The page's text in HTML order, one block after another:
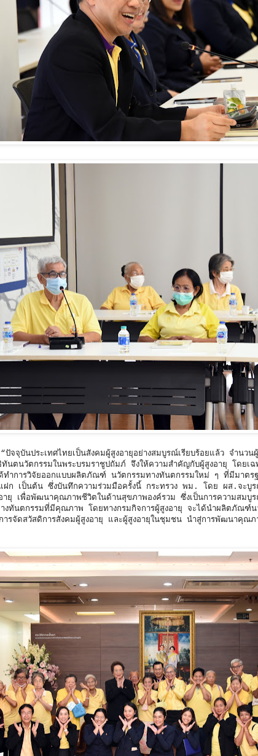
ปัจจุบันประเทศไทยเป็นสังคมผู้สูงอายุอย่างสมบูรณ์เรียบร้อยแล้ว จำนว
นตนวัตกรรมในพระบรมราชูปถัมภ์ จึงให้ความสำคัญกับผู้สูงอายุ โดยเฉพ
ำการวิจัยออกแบบผลิตภัณฑ์ นวัตกรรมทางทันตกรรมใหม่ ๆ ที่มีมาตร
ฝก เป็นต้น ซึ่งบันทึกความร่วมมือครั้งนี้ กระทรวง พม. โดย ผส.จะบู
ายุ เพื่อพัฒนาคุณภาพชีวิตในด้านสุขภาพองค์รวม ซึ่งเป็นการความสม
งทันตกรรมที่มีคุณภาพ โดยทางกรมกิจการผู้สูงอายุ จะได้นำผลิตภัณฑ์น
ารจัดสวัสดิการสังคมผู้สูงอายุ และผู้สูงอายุในชุมชน นำสู่การพัฒนาคุณ